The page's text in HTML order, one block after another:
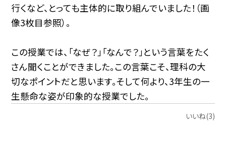
行くなど、とっても主体的に取り組んでいました！（画
像3枚目参照）。
この授業では、「なぜ？」「なんで？」という言葉をたく
さん聞くことができました。この言葉こそ、理科の大
切なポイントだと思います。そして何より、3年生の一
生懸命な姿が印象的な授業でした。
いいね(3)